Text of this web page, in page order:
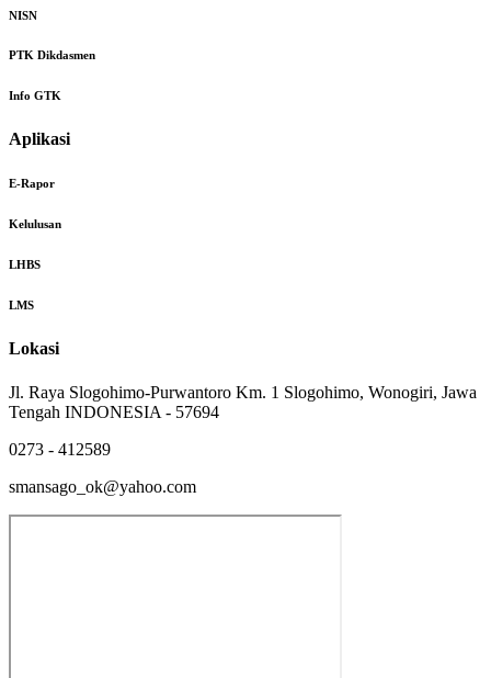
NISN
PTK Dikdasmen
Info GTK
Aplikasi
E-Rapor
Kelulusan
LHBS
LMS
Lokasi
Jl. Raya Slogohimo-Purwantoro Km. 1 Slogohimo, Wonogiri, Jawa
Tengah INDONESIA - 57694
0273 - 412589
smansago_ok@yahoo.com